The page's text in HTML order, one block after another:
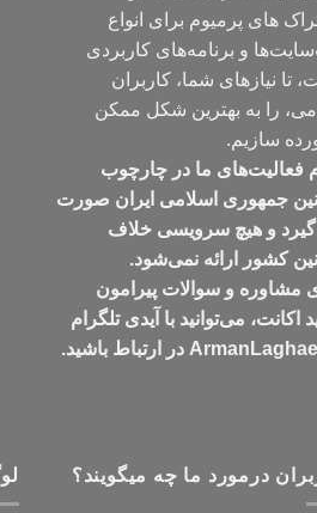
های پرمیوم برای انواع
و برنامه‌های کاربردی
تا نیازهای شما، کاربران
را به بهترین شکل ممکن
سازیم.
فعالیت‌های ما در چارچوب
جمهوری اسلامی ایران صورت
و هیچ سرویسی خلاف
کشور ارائه نمی‌شود.
مشاوره و سوالات پیرامون
اکانت، می‌توانید با آیدی تلگرام
درمورد ما چه میگویند؟